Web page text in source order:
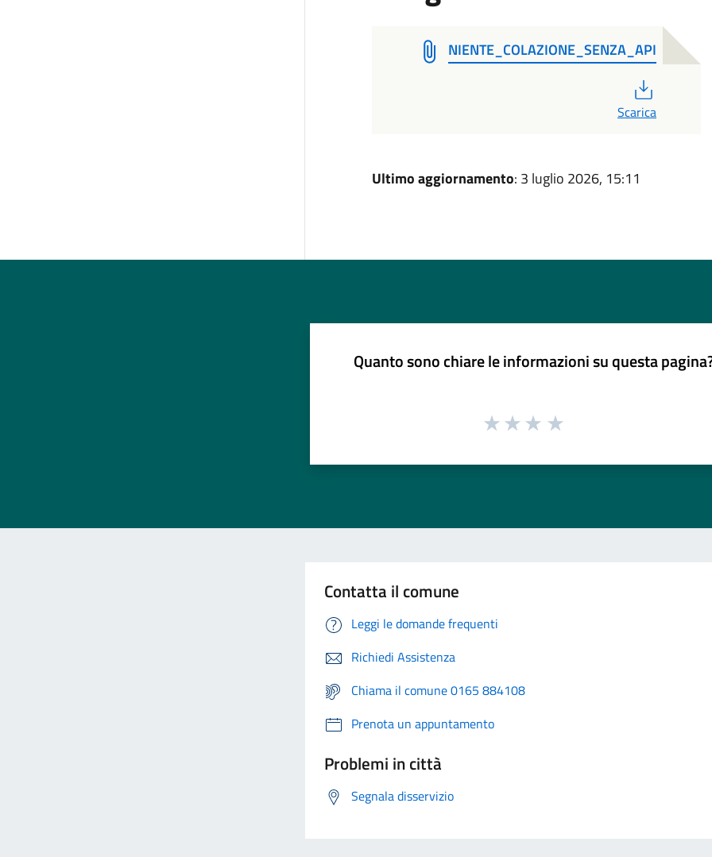
NIENTE_COLAZIONE_SENZA_API
Scarica
Ultimo aggiornamento: 3 luglio 2026, 15:11
Quanto sono chiare le informazioni su questa
Contatta il comune
Leggi le domande frequenti
Richiedi Assistenza
Chiama il comune 0165 884108
Prenota un appuntamento
Problemi in città
Segnala disservizio